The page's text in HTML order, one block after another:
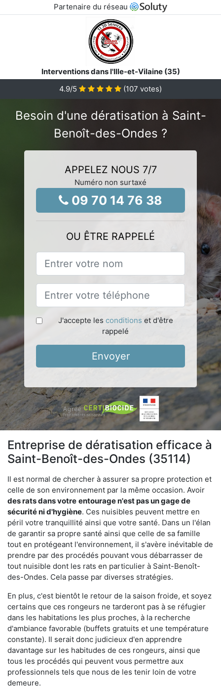
Partenaire du réseau
Interventions dans l'Ille-et-Vilaine (35)
4.9/5 (107 votes)
Besoin d'une dératisation à Saint-
Benoît-des-Ondes ?
APPELEZ NOUS 7/7
Numéro non surtaxé
09 70 14 76 38
OU ÊTRE RAPPELÉ
J'accepte les conditions et d'être
rappelé
Envoyer
Entreprise de dératisation efficace à
Saint-Benoît-des-Ondes (35114)
Il est normal de chercher à assurer sa propre protection et
celle de son environnement par la même occasion. Avoir
des rats dans votre entourage n'est pas un gage de
sécurité ni d'hygiène. Ces nuisibles peuvent mettre en
péril votre tranquillité ainsi que votre santé. Dans un l'élan
de garantir sa propre santé ainsi que celle de sa famille
tout en protégeant l'environnement, il s'avère inévitable de
prendre par des procédés pouvant vous débarrasser de
tout nuisible dont les rats en particulier à Saint-Benoît-
des-Ondes. Cela passe par diverses stratégies.
En plus, c'est bientôt le retour de la saison froide, et soyez
certains que ces rongeurs ne tarderont pas à se réfugier
dans les habitations les plus proches, à la recherche
d'ambiance favorable (buffets gratuits et une température
constante). Il serait donc judicieux d'en apprendre
davantage sur les habitudes de ces rongeurs, ainsi que
tous les procédés qui peuvent vous permettre aux
professionnels tels que nous de les tenir loin de votre
demeure.